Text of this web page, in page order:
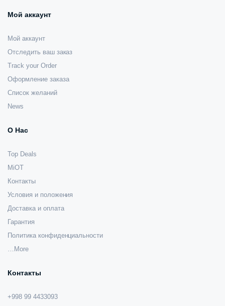
Мой аккаунт
Мой аккаунт
Отследить ваш заказ
Track your Order
Оформление заказа
Список желаний
News
О Нас
Top Deals
MiOT
Контакты
Условия и положения
Доставка и оплата
Гарантия
Политика конфиденциальности
…More
Контакты
+998 99 4433093